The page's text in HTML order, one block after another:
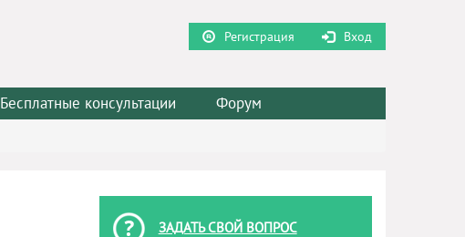
Регистрация Вход
Бесплатные консультации Форум
ЗАДАТЬ СВОЙ ВОПРОС